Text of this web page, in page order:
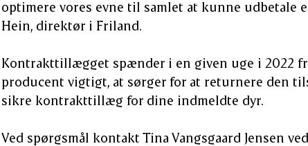
optimere vores evne til samlet at kunne udbetale
Hein, direktør i Friland.
Kontrakttillægget spænder i en given uge i 2022
producent vigtigt, at sørger for at returnere den
sikre kontrakttillæg for dine indmeldte dyr.
Ved spørgsmål kontakt Tina Vangsgaard Jensen